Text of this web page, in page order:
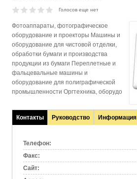
Голосов еще нет
Фотоаппараты, фотографическое
оборудование и проекторы Машины и
оборудование для чистовой отделки,
обработки бумаги и производства
продукции из бумаги Переплетные и
фальцевальные машины и
оборудование для полиграфической
промышленности Оргтехника, оборудо
Контакты
(активная
Руководство Информация
Телефон:
Факс:
Сайт: